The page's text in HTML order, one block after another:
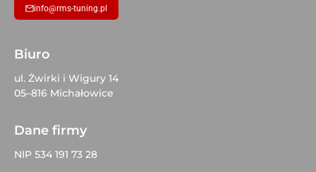
info@rms-tuning.pl
Biuro
ul. Żwirki i Wigury 14
05–816 Michałowice
Dane firmy
NIP 534 191 73 28